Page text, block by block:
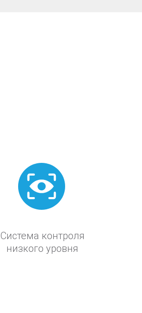
Cистема контроля
низкого уровня